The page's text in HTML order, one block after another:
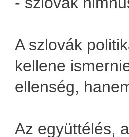
A szlovák
kellene
ellenség,
Az együttélés,